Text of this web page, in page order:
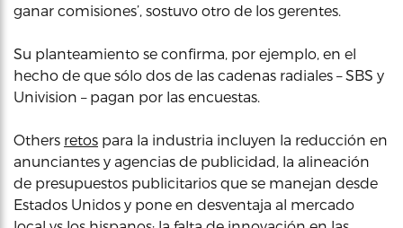
ganar comisiones’, sostuvo otro de los gerentes.
Su planteamiento se confirma, por ejemplo, en el
hecho de que sólo dos de las cadenas radiales – SBS y
Univision – pagan por las encuestas.
Others retos para la industria incluyen la reducción en
anunciantes y agencias de publicidad, la alineación
de presupuestos publicitarios que se manejan desde
Estados Unidos y pone en desventaja al mercado